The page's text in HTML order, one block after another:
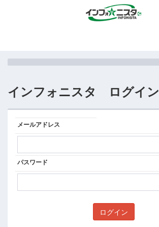
インフォニスタ ログイン
メールアドレス
パスワード